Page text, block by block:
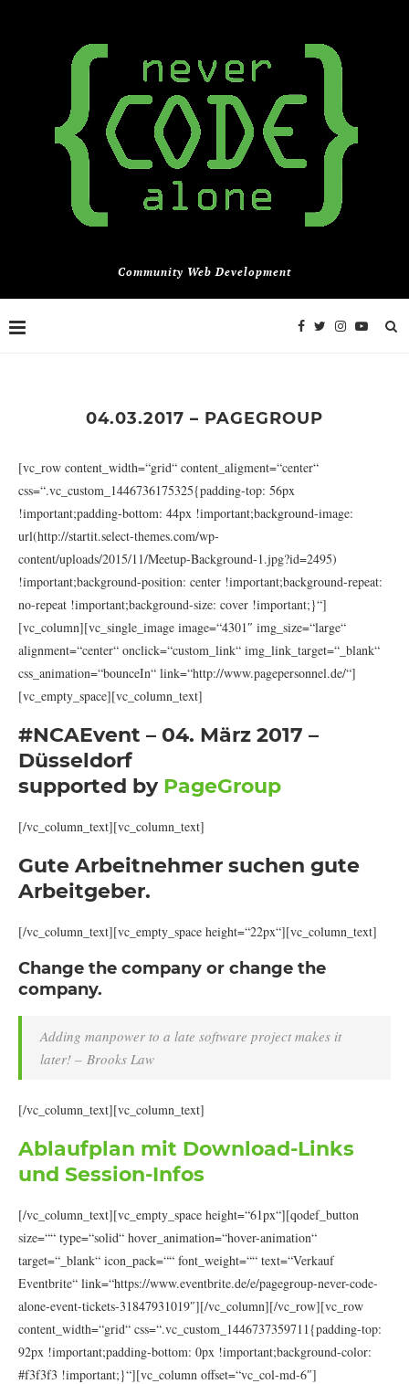
Community Web Development
04.03.2017 – PAGEGROUP
[vc_row content_width=“grid“ content_aligment=“center“
css=“.vc_custom_1446736175325{padding-top: 56px
!important;padding-bottom: 44px !important;background-image:
url(http://startit.select-themes.com/wp-
content/uploads/2015/11/Meetup-Background-1.jpg?id=2495)
!important;background-position: center !important;background-repeat:
no-repeat !important;background-size: cover !important;}“]
[vc_column][vc_single_image image=“4301″ img_size=“large“
alignment=“center“ onclick=“custom_link“ img_link_target=“_blank“
css_animation=“bounceIn“ link=“http://www.pagepersonnel.de/“]
[vc_empty_space][vc_column_text]
#NCAEvent – 04. März 2017 –
Düsseldorf
supported by PageGroup
[/vc_column_text][vc_column_text]
Gute Arbeitnehmer suchen gute
Arbeitgeber.
[/vc_column_text][vc_empty_space height=“22px“][vc_column_text]
Change the company or change the
company.
Adding manpower to a late software project makes it
later! – Brooks Law
[/vc_column_text][vc_column_text]
Ablaufplan mit Download-Links
und Session-Infos
[/vc_column_text][vc_empty_space height=“61px“][qodef_button
size=““ type=“solid“ hover_animation=“hover-animation“
target=“_blank“ icon_pack=““ font_weight=““ text=“Verkauf
Eventbrite“ link=“https://www.eventbrite.de/e/pagegroup-never-code-
alone-event-tickets-31847931019″][/vc_column][/vc_row][vc_row
content_width=“grid“ css=“.vc_custom_1446737359711{padding-top:
92px !important;padding-bottom: 0px !important;background-color:
#f3f3f3 !important;}“][vc_column offset=“vc_col-md-6″]